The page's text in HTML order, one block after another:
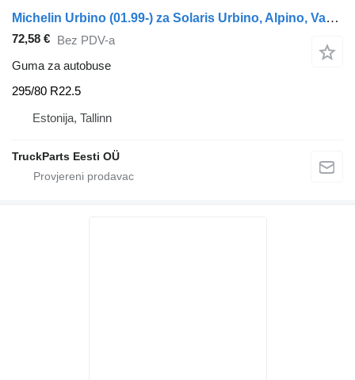
Michelin Urbino (01.99-) za Solaris Urbino, Alpino, Vacanza (1999-)
72,58 € Bez PDV-a
Guma za autobuse
295/80 R22.5
Estonija, Tallinn
TruckParts Eesti OÜ